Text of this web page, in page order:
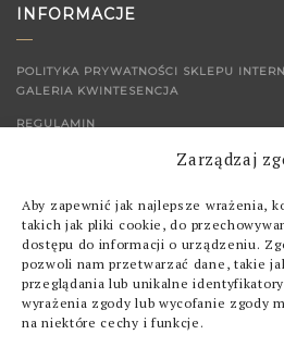
Zarządzaj
Aby zapewnić jak najlepsze wrażenia,
takich jak pliki cookie, do
dostępu do informacji o urządzeniu.
pozwoli nam przetwarzać dane, takie
przeglądania lub unikalne
wyrażenia zgody lub wycofanie zgody
na niektóre cechy i funkcje.
INFORMACJE
POLITYKA PRYWATNOŚCI SKLEPU
GALERIA KWINTESENCJA
REGULAMIN
SKLEP
OBRAZY
GRAFIKI